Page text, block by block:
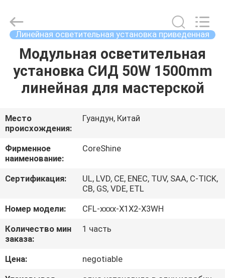
ДОМ
ПРОДУКТЫ
О
НАС
ПУТЕШЕСТВИЕ
ФАБРИКИ
ПРОВЕРКА
КАЧЕСТВА
СВЯЖИТЕСЬ
Optoelectronics
Co.,Ltd.
Rights
Reserved.
Линейная осветительная установка приведенная
Модульная осветительная
установка СИД 50W 1500mm
линейная для мастерской
Место
происхождения:
Гуандун, Китай
Фирменное
наименование:
CoreShine
Сертификация:
UL, LVD, CE, ENEC, TUV, SAA, C-TICK,
CB, GS, VDE, ETL
Номер модели:
CFL-xxxx-X1X2-X3WH
Количество мин
заказа:
1 часть
Цена:
negotiable